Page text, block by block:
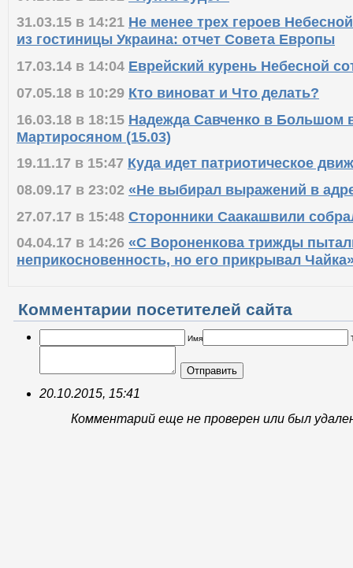
31.03.15 в 14:21 Не менее трех героев
из гостиницы Украина: отчет Совета Европы
17.03.14 в 14:04 Еврейский курень Небесной
07.05.18 в 10:29 Кто виноват и Что делать?
16.03.18 в 18:15 Надежда Савченко в Большом
Мартиросяном (15.03)
19.11.17 в 15:47 Куда идет патриотическое
08.09.17 в 23:02 «Не выбирал выражений в
27.07.17 в 15:48 Сторонники Саакашвили
04.04.17 в 14:26 «С Вороненкова трижды
неприкосновенность, но его прикрывал
Комментарии посетителей сайта
Имя
Отправить
20.10.2015, 15:41
Комментарий еще не проверен или был